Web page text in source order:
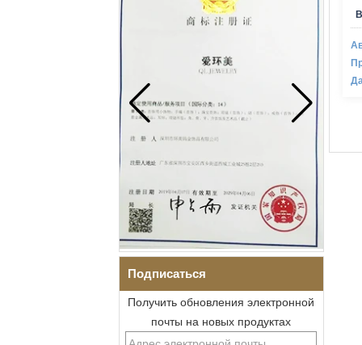
Подписаться
Получить обновления электронной
почты на новых продуктах